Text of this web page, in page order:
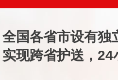
全国各省市设有独
实现跨省护送，24